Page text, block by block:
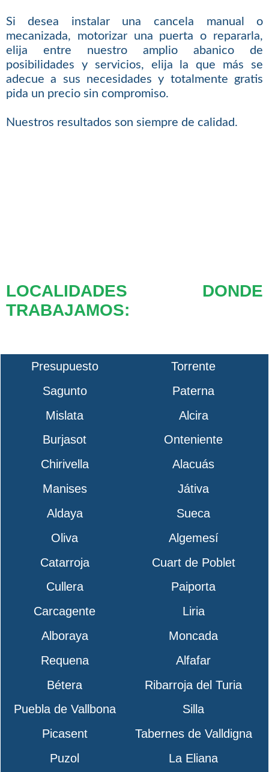
Si desea instalar una cancela manual o
mecanizada, motorizar una puerta o repararla,
elija entre nuestro amplio abanico de
posibilidades y servicios, elija la que más se
adecue a sus necesidades y totalmente gratis
pida un precio sin compromiso.
Nuestros resultados son siempre de calidad.
LOCALIDADES DONDE
TRABAJAMOS:
Presupuesto
Torrente
Sagunto
Paterna
Mislata
Alcira
Burjasot
Onteniente
Chirivella
Alacuás
Manises
Játiva
Aldaya
Sueca
Oliva
Algemesí
Catarroja
Cuart de Poblet
Cullera
Paiporta
Carcagente
Liria
Alboraya
Moncada
Requena
Alfafar
Bétera
Ribarroja del Turia
Puebla de Vallbona
Silla
Picasent
Tabernes de Valldigna
Puzol
La Eliana